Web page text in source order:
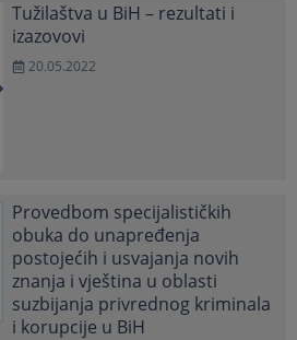
Tužilaštva u BiH – rezultati i
izazovovi
20.05.2022
Provedbom specijalističkih
obuka do unapređenja
postojećih i usvajanja novih
znanja i vještina u oblasti
suzbijanja privrednog kriminala
i korupcije u BiH